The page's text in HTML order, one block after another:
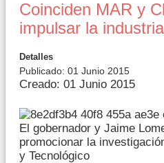
Coinciden MAR y
impulsar la
Detalles
Publicado: 01 Junio 2015
Creado: 01 Junio 2015
El gobernador y Jaime
promocionar la
y Tecnológico